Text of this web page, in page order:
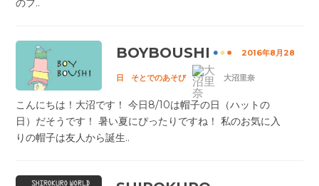
のフ..
BOYBOUSHI 2016年8月28
日 そとでのあそび 大沼里奈
こんにちは！大沼です！ 今日8/10は帽子の日（ハットの
日）だそうです！ 暑い夏にぴったりですね！ 私のお気に入
りの帽子は友人から誕生..